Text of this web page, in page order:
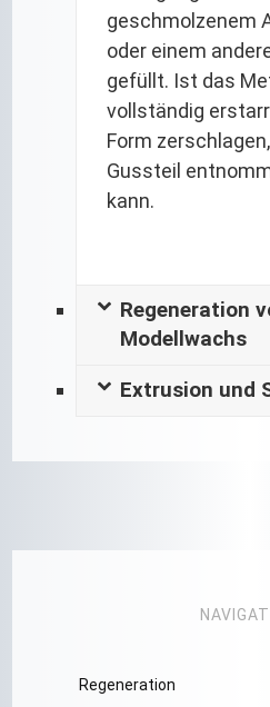
geschmolzenem
oder einem
gefüllt. Ist das
vollständig
Form
Gussteil
kann.
Regeneration
Modellwachs
Extrusion und
Regeneration